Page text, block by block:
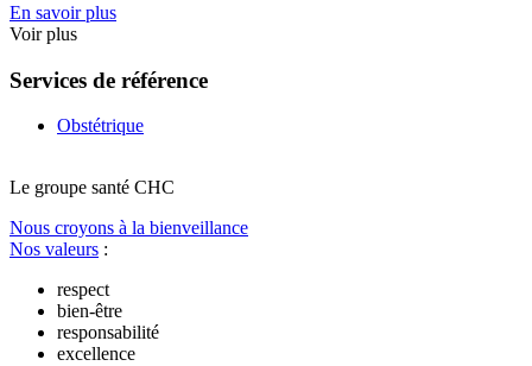
En savoir plus
Voir plus
Services de référence
Obstétrique
Le groupe santé CHC
Nous croyons à la bienveillance
Nos valeurs :
respect
bien-être
responsabilité
excellence